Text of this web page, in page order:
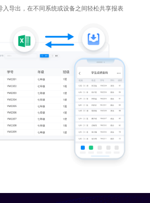
入导出，在不同系统或设备之间轻松共享报表